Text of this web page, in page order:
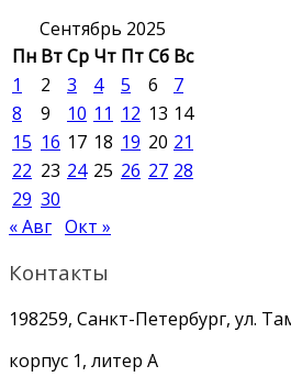
Сентябрь 2025
Пн ВтСр Чт ПтСб Вс
1
2 3 4 5 6
7
8
9 10 11 12 13 14
15 16 17 18 19 20 21
22 23 24 25 26 27 28
29 30
« Авг Окт »
Контакты
198259, Санкт-Петербург, ул.
корпус 1, литер А